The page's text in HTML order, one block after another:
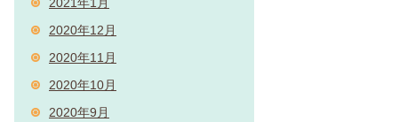
2020年12月
2020年11月
2020年10月
2020年9月